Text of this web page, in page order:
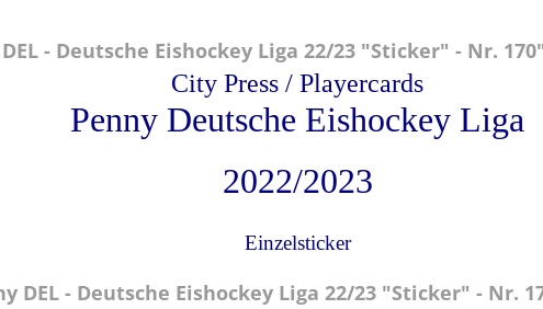
- Deutsche Eishockey Liga 22/23 "Sticker" - Nr.
City Press / Playercards
Penny Deutsche Eishockey Liga
2022/2023
Einzelsticker
- Deutsche Eishockey Liga 22/23 "Sticker" - Nr.